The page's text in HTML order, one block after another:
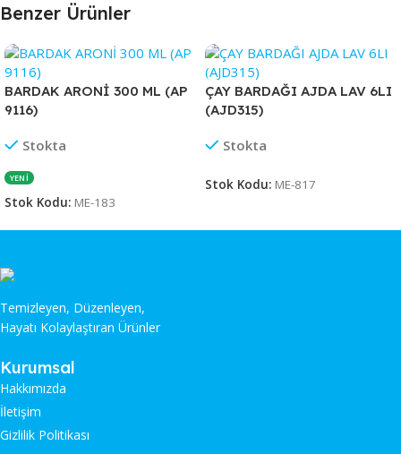
Benzer Ürünler
BARDAK ARONİ 300 ML (AP
9116)
Stokta
YENİ
Stok Kodu: ME-183
ÇAY BARDAĞI AJDA LAV 6LI
(AJD315)
Stokta
Stok Kodu: ME-817
Temizleyen, Düzenleyen,
Hayatı Kolaylaştıran Ürünler
Kurumsal
Hakkımızda
İletişim
Gizlilik Politikası